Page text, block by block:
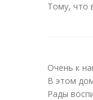
Тому, что
Очень к
В этом
Рады